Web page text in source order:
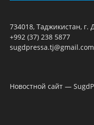
734018, Таджикистан,
+992 (37) 238 5877
sugdpressa.tj@gmail.com
Новостной сайт —